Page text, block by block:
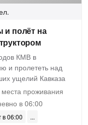
и полёт на
КМВ в
и пролететь над
ущелий Кавказа
проживания
в 06:00
в 06:00